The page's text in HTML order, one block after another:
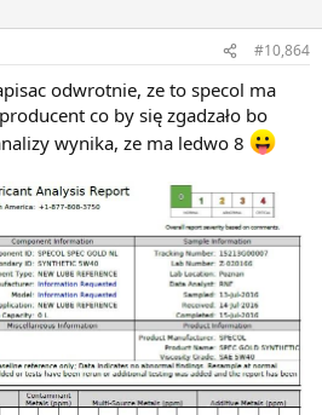
#10,864
odwrotnie, ze to specol ma
co by się zgadzało bo
wynika, ze ma ledwo 8